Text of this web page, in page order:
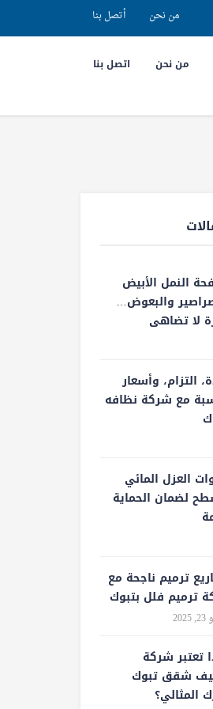
أتصل بنا من نحن
من نحن اتصل بنا
النمل الأبيض
والبعوض…
لا تضاهى
التزام، وأسعار
مع شركة نظافه
العزل المائي
لضمان الحماية
ترميم ناجحة مع
ترميم فلل بتبوك
تعتبر شركة
شقق تبوك
المثالي؟